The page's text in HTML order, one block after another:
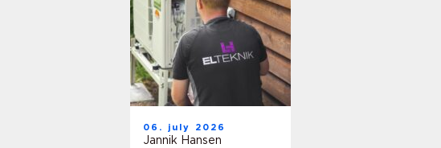
06. july 2026
Jannik Hansen